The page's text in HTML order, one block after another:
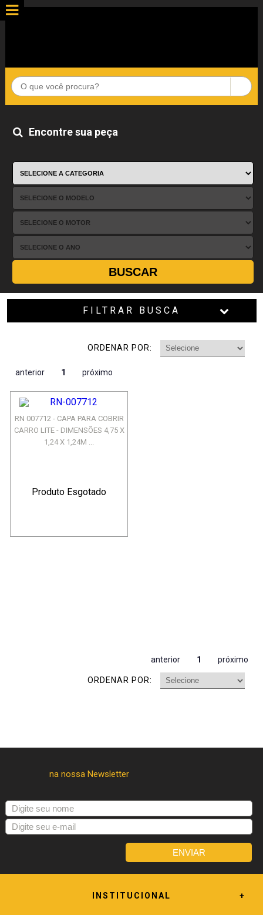
Encontre sua peça
BUSCAR
FILTRAR BUSCA
ORDENAR POR:
anterior 1 próximo
RN 007712 - CAPA PARA COBRIR
CARRO LITE - DIMENSÕES 4,75 X
1,24 X 1,24M ...
Produto Esgotado
anterior 1 próximo
ORDENAR POR:
INSTITUCIONAL